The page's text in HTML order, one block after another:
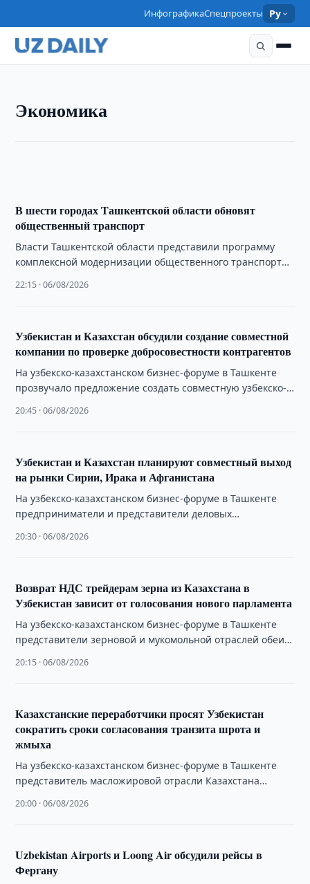
ИнфографикаСпецпроекты Ру
Экономика
выращивать скот в Казахстане для последующего
В шести городах Ташкентской области обновят
общественный транспорт
Власти Ташкентской области представили программу
комплексной модернизации общественного транспорта
оптимизацией маршрутов.
22:15 · 06/08/2026
Узбекистан и Казахстан обсудили создание совместной
компании по проверке добросовестности контрагентов
На узбекско-казахстанском бизнес-форуме в Ташкенте
прозвучало предложение создать совместную узбекско-
надёжность контрагентов для целей факторинга во …
20:45 · 06/08/2026
Узбекистан и Казахстан планируют совместный выход
на рынки Сирии, Ирака и Афганистана
На узбекско-казахстанском бизнес-форуме в Ташкенте
предприниматели и представители деловых
совместного продвижения товаров на рынки третьих …
20:30 · 06/08/2026
Возврат НДС трейдерам зерна из Казахстана в
Узбекистан зависит от голосования нового парламента
На узбекско-казахстанском бизнес-форуме в Ташкенте
представители зерновой и мукомольной отраслей обеих
узбекским трейдерам, …
20:15 · 06/08/2026
Казахстанские переработчики просят Узбекистан
сократить сроки согласования транзита шрота и
жмыха
На узбекско-казахстанском бизнес-форуме в Ташкенте
представитель масложировой отрасли Казахстана
разрешений при транзитных перевозках подсолнечного
20:00 · 06/08/2026
Uzbekistan Airports и Loong Air обсудили рейсы в
Фергану